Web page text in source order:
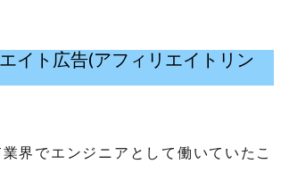
イト広告(アフィリエイトリン
界でエンジニアとして働いていたこ